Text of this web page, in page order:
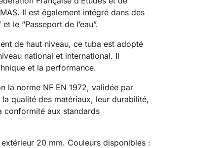
Il est également intégré dans des
le “Passeport de l’eau”.
de haut niveau, ce tuba est adopté
national et international. Il
et la performance.
la norme NF EN 1972, validée par
qualité des matériaux, leur durabilité,
conformité aux standards
20 mm. Couleurs disponibles :